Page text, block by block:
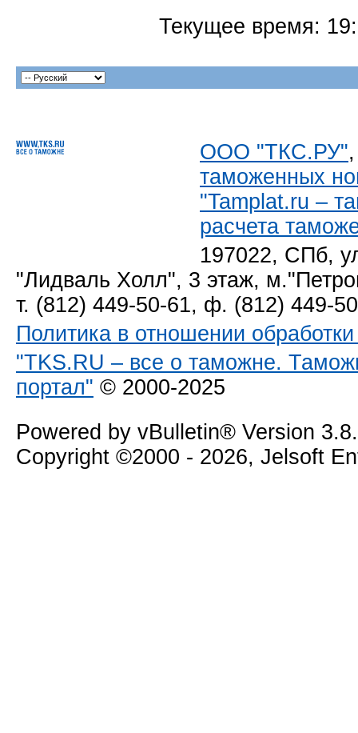
Текущее время:
ООО "ТКС.РУ"
таможенных
"Tamplat.ru –
расчета
197022, СПб,
"Лидваль Холл", 3 этаж,
т. (812) 449-50-61, ф. (812) 449-
Политика в отношении
"TKS.RU – все о таможне.
портал" © 2000-2025
Powered by vBulletin® Version
Copyright ©2000 - 2026, Jelsoft